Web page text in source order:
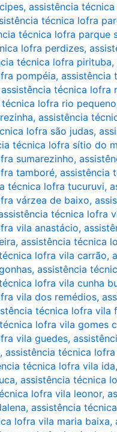
, assistência
técnica lofra
técnica lofra parque
lofra perdizes,
técnica lofra pirituba,
pompéia, assistência
assistência técnica lofra
lofra rio pequeno
, assistência
lofra são judas,
técnica lofra sítio do
sumarezinho,
tamboré, assistência
técnica lofra tucuruvi,
várzea de baixo,
técnica lofra
vila anastácio,
, assistência técnica
lofra vila carrão,
, assistência
lofra vila cunha
vila dos remédios,
técnica lofra vila
lofra vila gomes
vila guedes,
, assistência técnica
técnica lofra vila ida,
, assistência técnica
lofra vila leonor,
, assistência
lofra vila maria baixa,